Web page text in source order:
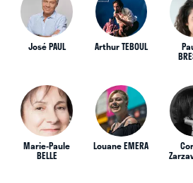
José PAUL Arthur TEBOUL
Marie-Paule
BELLE
Louane EMERA